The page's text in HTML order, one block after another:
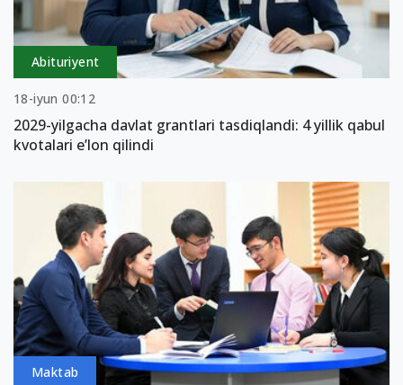
Abituriyent
18-iyun 00:12
2029-yilgacha davlat grantlari tasdiqlandi: 4 yillik qabul
kvotalari e’lon qilindi
Maktab